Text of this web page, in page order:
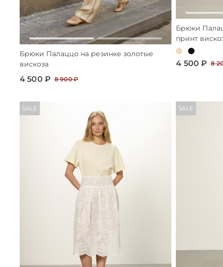
Брюки Палаццо на резинке золотые
вискоза
4 500 ₽ 8 900 ₽
Брюки
принт
4 500 ₽ 8
SALE SALE